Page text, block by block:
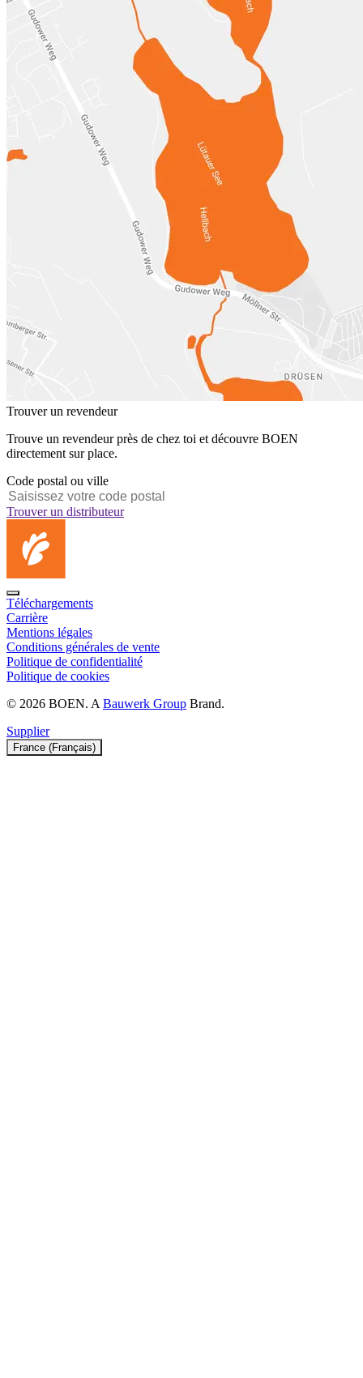
Trouver un revendeur
Trouve un revendeur près de chez toi et découvre BOEN
directement sur place.
Code postal ou ville
Trouver un distributeur
Téléchargements
Carrière
Mentions légales
Conditions générales de vente
Politique de confidentialité
Politique de cookies
© 2026 BOEN. ABauwerk Group Brand.
Supplier
France (Français)